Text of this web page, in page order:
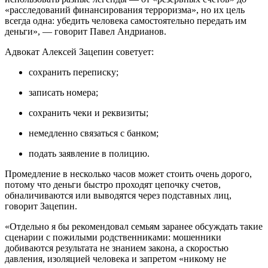
«расследований финансирования терроризма», но их цель
всегда одна: убедить человека самостоятельно передать им
деньги», — говорит Павел Андрианов.
Адвокат Алексей Зацепин советует:
сохранить переписку;
записать номера;
сохранить чеки и реквизиты;
немедленно связаться с банком;
подать заявление в полицию.
Промедление в несколько часов может стоить очень дорого,
потому что деньги быстро проходят цепочку счетов,
обналичиваются или выводятся через подставных лиц,
говорит Зацепин.
«Отдельно я бы рекомендовал семьям заранее обсуждать такие
сценарии с пожилыми родственниками: мошенники
добиваются результата не знанием закона, а скоростью
давления, изоляцией человека и запретом «никому не